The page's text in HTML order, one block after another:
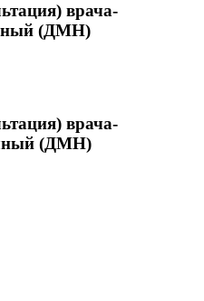
врача-
(ДМН)
врача-
(ДМН)